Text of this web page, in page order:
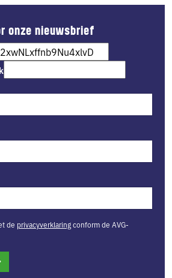
onze nieuwsbrief
de privacyverklaringconform de AVG-